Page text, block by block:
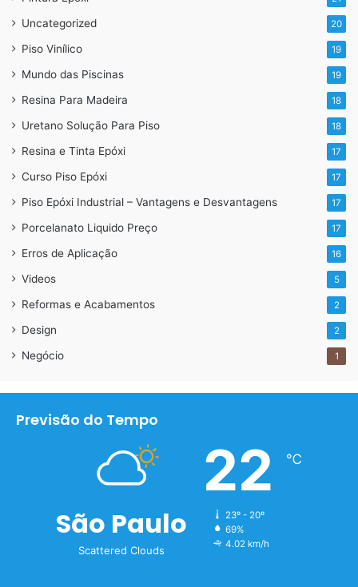
Whatsapp: 11 96717-8685 ou no link abaixo
Uncategorized 20
Piso Vinílico 19
Mundo das Piscinas 19
Resina Para Madeira 18
Uretano Solução Para Piso 18
Resina e Tinta Epóxi 17
Curso Piso Epóxi 17
Piso Epóxi Industrial – Vantagens e Desvantagens 17
Porcelanato Liquido Preço 17
Erros de Aplicação 16
Videos 5
Reformas e Acabamentos 2
Design 2
Negócio 1
Previsão do Tempo
São Paulo
Scattered Clouds
22 ℃
23º - 20º
69%
4.02 km/h